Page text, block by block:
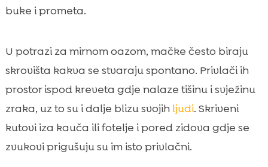
buke i prometa.
U potrazi za mirnom oazom, mačke često biraju
skrovišta kakva se stvaraju spontano. Privlači ih
prostor ispod kreveta gdje nalaze tišinu i svježinu
zraka, uz to su i dalje blizu svojih ljudi. Skriveni
kutovi iza kauča ili fotelje i pored zidova gdje se
zvukovi prigušuju su im isto privlačni.